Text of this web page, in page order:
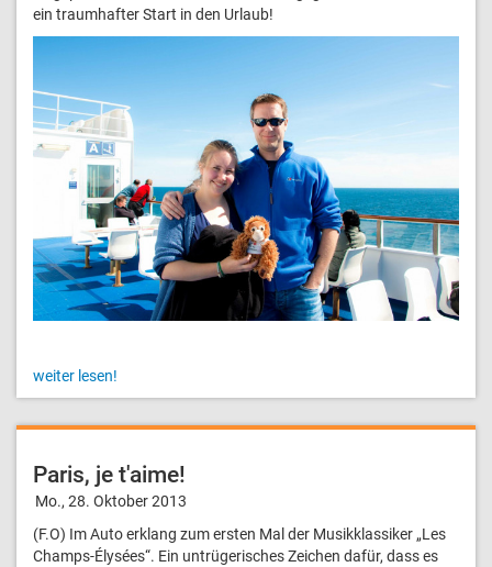
ein traumhafter Start in den Urlaub!
weiter lesen!
Paris, je t'aime!
Mo., 28. Oktober 2013
(F.O) Im Auto erklang zum ersten Mal der Musikklassiker „Les
Champs-Élysées“. Ein untrügerisches Zeichen dafür, dass es